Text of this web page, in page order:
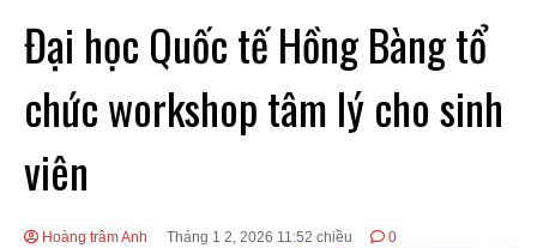
Đại học Quốc tế Hồng Bàng tổ
chức workshop tâm lý cho sinh
viên
Hoàng trâm Anh Tháng 1 2, 2026 11:52 chiều 0